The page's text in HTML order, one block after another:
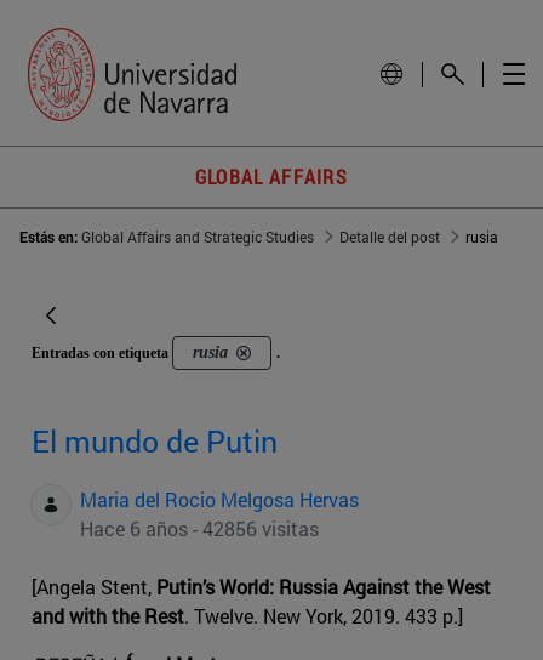
GLOBAL AFFAIRS
Estás en:Global Affairs and Strategic Studies Detalle del post rusia
Entradas con etiqueta rusia .
El mundo de Putin
Maria del Rocio Melgosa Hervas
Hace 6 años - 42856 visitas
[Angela Stent, Putin’s World: Russia Against the West
and with the Rest. Twelve. New York, 2019. 433 p.]